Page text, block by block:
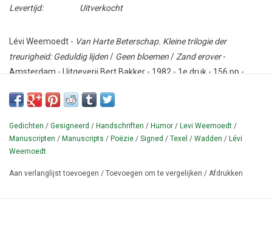
Levertijd:
Uitverkocht
Lévi Weemoedt - Van Harte Beterschap. Kleine trilogie der
treurigheid: Geduldig lijden/ Geen bloemen/Zand erover-
Amsterdam - Uitgeverij Bert Bakker - 1982 - 1e druk - 156 pp -
Hadders Hard Werken.
Conditie: Goed - GESIGNEERD door de auteur plus originele BRIEF!
Zie toelichting onder.
van Isaäck Jacobus van Wijk, 1948-): Geduldig lijden (1977); Geen
Gedichten / Gesigneerd / Handschriften / Humor / Levi Weemoedt /
Manuscripten / Manuscripts / Poëzie / Signed / Texel / Wadden / Lévi
Weemoedt
Aan verlanglijst toevoegen / Toevoegen om te vergelijken / Afdrukken